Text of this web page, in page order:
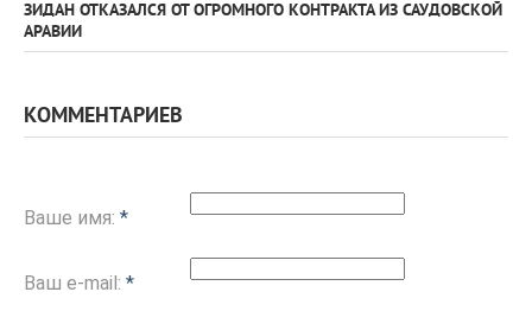
ЗИДАН ОТКАЗАЛСЯ ОТ ОГРОМНОГО КОНТРАКТА ИЗ САУДОВСКОЙ
АРАВИИ
КОММЕНТАРИЕВ
Ваше имя: *
Ваш e-mail: *